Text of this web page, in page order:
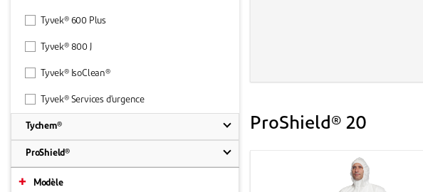
Tyvek® 600 Plus
Tyvek® 800 J
Tyvek® IsoClean®
Tyvek® Services d'urgence
Tychem®
ProShield®
Modèle
ProShield® 20